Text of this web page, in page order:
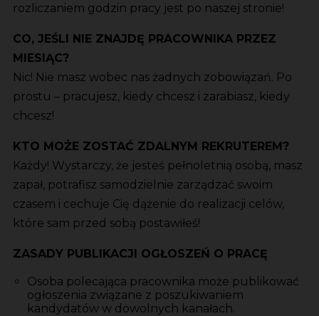
rozliczaniem godzin pracy jest po naszej stronie!
CO, JEŚLI NIE ZNAJDĘ PRACOWNIKA PRZEZ
MIESIĄC?
Nic! Nie masz wobec nas żadnych zobowiązań. Po
prostu – pracujesz, kiedy chcesz i zarabiasz, kiedy
chcesz!
KTO MOŻE ZOSTAĆ ZDALNYM REKRUTEREM?
Każdy! Wystarczy, że jesteś pełnoletnią osobą, masz
zapał, potrafisz samodzielnie zarządzać swoim
czasem i cechuje Cię dążenie do realizacji celów,
które sam przed sobą postawiłeś!
ZASADY PUBLIKACJI OGŁOSZEŃ O PRACĘ
Osoba polecająca pracownika może publikować
ogłoszenia związane z poszukiwaniem
kandydatów w dowolnych kanałach.